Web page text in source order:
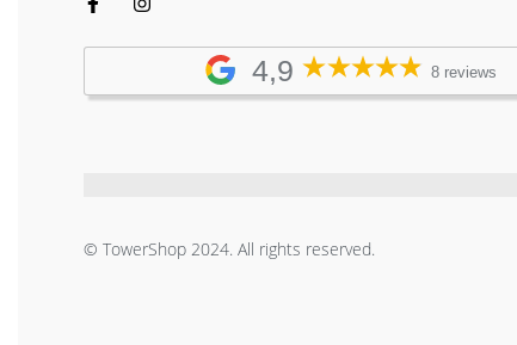
ESD/EMP Protection : ±24kV Contact/Air
Shock & Vibration : ETSI300-019-1.4
4,9 8 reviews
© TowerShop 2024. All rights reserved.